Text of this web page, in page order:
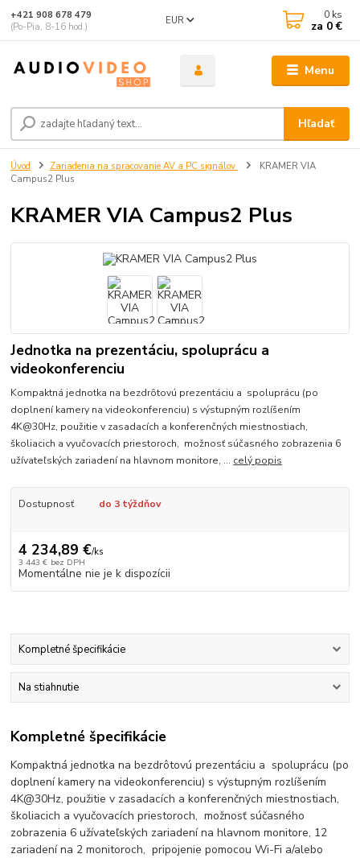
Menu
EUR
Hľadať
+421 908 678 479
(Po-Pia, 8-16 hod.)
0 ks
za 0 €
Úvod Zariadenia na spracovanie AV a PC signálov
KRAMER VIA
Campus2 Plus
KRAMER VIA Campus2 Plus
Jednotka na prezentáciu, spoluprácu a
videokonferenciu
Kompaktná jednotka na bezdrôtovú prezentáciu a spoluprácu (po
doplnení kamery na videokonferenciu) s výstupným rozlíšením
4K@30Hz, použitie v zasadacích a konferenčných miestnostiach,
školiacich a vyučovacích priestoroch, možnosť súčasného zobrazenia 6
užívateľských zariadení na hlavnom monitore, ... celý popis
Dostupnosť do 3 týždňov
4 234,89 €/ks
3 443 € bez DPH
Momentálne nie je k dispozícii
Kompletné špecifikácie
Na stiahnutie
Kompletné špecifikácie
Kompaktná jednotka na bezdrôtovú prezentáciu a spoluprácu (po
doplnení kamery na videokonferenciu) s výstupným rozlíšením
4K@30Hz, použitie v zasadacích a konferenčných miestnostiach,
školiacich a vyučovacích priestoroch, možnosť súčasného
zobrazenia 6 užívateľských zariadení na hlavnom monitore, 12
zariadení na 2 monitoroch, pripojenie pomocou Wi-Fi a/alebo